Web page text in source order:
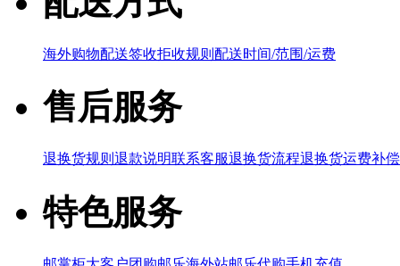
海外购物配送签收拒收规则 配送时间/范围/运费
售后服务
退换货规则 退款说明联系客服退换货流程退换货运费补
特色服务